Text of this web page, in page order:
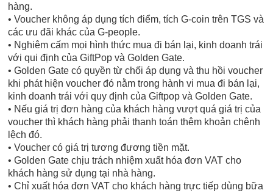
hàng.
• Voucher không áp dụng tích điểm, tích G-coin trên TGS và
các ưu đãi khác của G-people.
• Nghiêm cấm mọi hình thức mua đi bán lại, kinh doanh trái
với qui định của GiftPop và Golden Gate.
• Golden Gate có quyền từ chối áp dụng và thu hồi voucher
khi phát hiện voucher đó nằm trong hành vi mua đi bán lại,
kinh doanh trái với quy định của Giftpop và Golden Gate.
• Nếu giá trị đơn hàng của khách hàng vượt quá giá trị của
voucher thì khách hàng phải thanh toán thêm khoản chênh
lệch đó.
• Voucher có giá trị tương đương tiền mặt.
• Golden Gate chịu trách nhiệm xuất hóa đơn VAT cho
khách hàng sử dụng tại nhà hàng.
• Chỉ xuất hóa đơn VAT cho khách hàng trực tiếp dùng bữa